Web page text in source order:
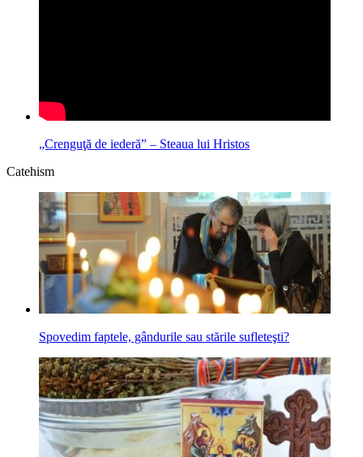
„Crenguţă de iederă” – Steaua lui Hristos
Catehism
Spovedim faptele, gândurile sau stările sufleteşti?